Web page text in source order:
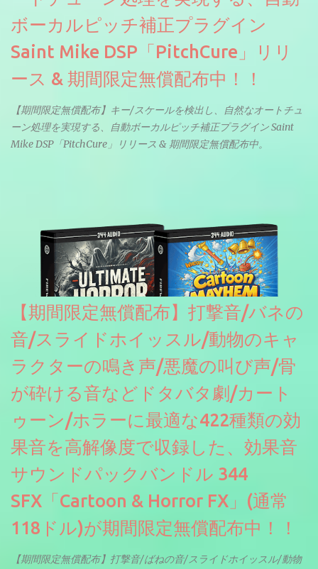
ボーカルピッチ補正プラグイン
Saint Mike DSP「PitchCure」リリ
ース & 期間限定無償配布中！！
【期間限定無償配布】キー/スケールを検出し、自然なオートチュ
ーン処理を実現する、自動ボーカルピッチ補正プラグイン Saint
Mike DSP「PitchCure」リリース & 期間限定無償配布中。
【期間限定無償配布】打撃音/バネの
音/スライドホイッスル/動物のキャ
ラクターの鳴き声/悪魔の叫び声/骨
が砕ける音などドタバタ劇/カート
ゥーン/ホラーに最適な422種類の効
果音を高解像度で収録した、効果音
サウンドパックバンドル 344
SFX「Cartoon & Horror FX」(通常
118ドル)が期間限定無償配布中！！
【期間限定無償配布】打撃音/ばねの音/スライドホイッスル/動物